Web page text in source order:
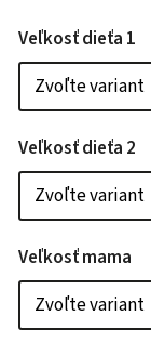
Veľkosť dieťa 1
Veľkosť dieťa 2
Veľkosť mama